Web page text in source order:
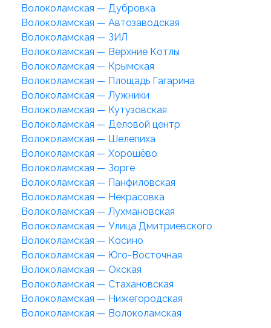
Волоколамская — Дубровка
Волоколамская — Автозаводская
Волоколамская — ЗИЛ
Волоколамская — Верхние Котлы
Волоколамская — Крымская
Волоколамская — Площадь Гагарина
Волоколамская — Лужники
Волоколамская — Кутузовская
Волоколамская — Деловой центр
Волоколамская — Шелепиха
Волоколамская — Хорошёво
Волоколамская — Зорге
Волоколамская — Панфиловская
Волоколамская — Некрасовка
Волоколамская — Лухмановская
Волоколамская — Улица Дмитриевского
Волоколамская — Косино
Волоколамская — Юго-Восточная
Волоколамская — Окская
Волоколамская — Стахановская
Волоколамская — Нижегородская
Волоколамская — Волоколамская